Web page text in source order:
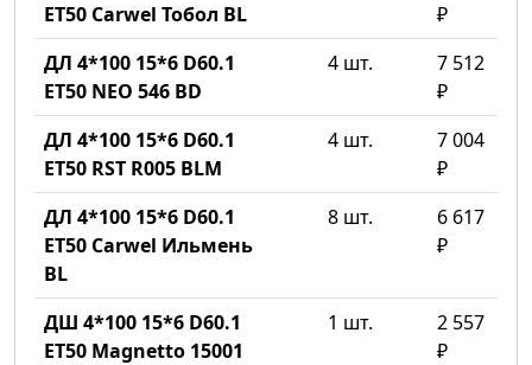
ET50 Carwel Тобол BL
₽
ДЛ 4*100 15*6 D60.1
ET50 NEO 546 BD
4 шт.
7 512
₽
ДЛ 4*100 15*6 D60.1
ET50 RST R005 BLM
4 шт.
7 004
₽
ДЛ 4*100 15*6 D60.1
ET50 Carwel Ильмень
BL
8 шт.
6 617
₽
ДШ 4*100 15*6 D60.1
ET50 Magnetto 15001
1 шт.
2 557
₽